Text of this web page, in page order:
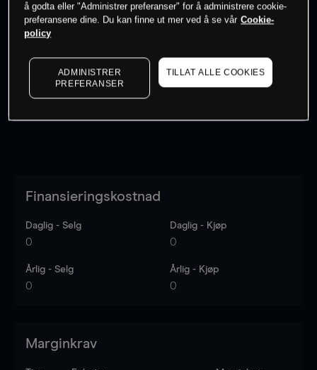
Kursene er veiledende. Log into see latest market data
Finansieringskostnad
Daglig - Selg
0
Daglig - Kjøp
0
Årlig - Selg
0
Årlig - Kjøp
0
Marginkrav
å godta eller "Administrer preferanser" for å administrere cookie-
preferansene dine. Du kan finne ut mer ved å se vår Cookie-
policy
ADMINISTRER
PREFERANSER
TILLAT ALLE COOKIES